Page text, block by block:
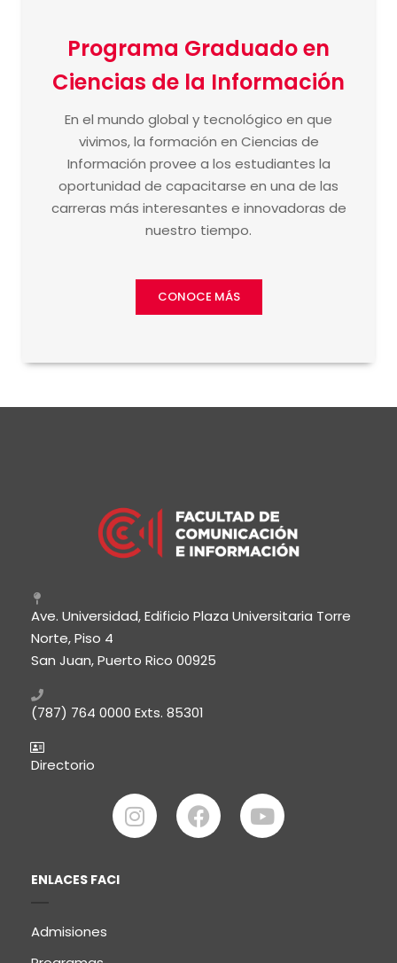
Programa Graduado en
Ciencias de la Información
En el mundo global y tecnológico en que
vivimos, la formación en Ciencias de
Información provee a los estudiantes la
oportunidad de capacitarse en una de las
carreras más interesantes e innovadoras de
nuestro tiempo.
CONOCE MÁS
Ave. Universidad, Edificio Plaza Universitaria Torre
Norte, Piso 4
San Juan, Puerto Rico 00925
(787) 764 0000 Exts. 85301
Directorio
ENLACES FACI
Admisiones